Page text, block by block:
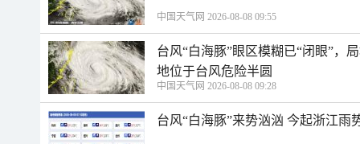
中国天气网 2026-08-08 09:55
台风“白海豚”眼区模糊已“闭眼”，
地位于台风危险半圆
中国天气网 2026-08-08 09:28
台风“白海豚”来势汹汹 今起浙江雨